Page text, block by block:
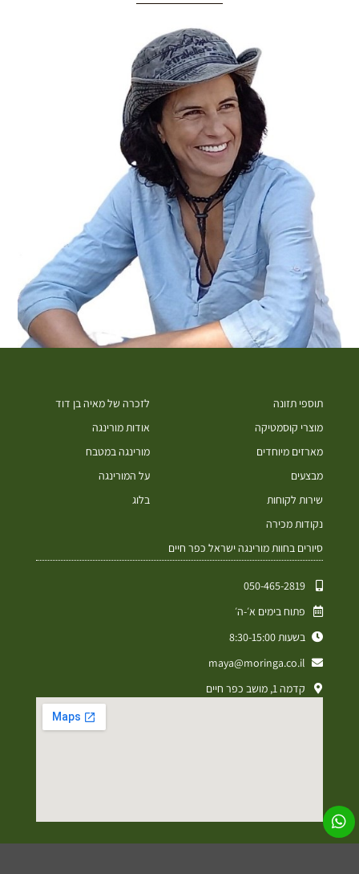
תוספי תזונה
מוצרי קוסמטיקה
מארזים מיוחדים
מבצעים
שירות לקוחות
נקודות מכירה
סיורים בחוות מורינגה ישראל כפר חיים
לזכרה של מאיה בן דוד
אודות מורינגה
מורינגה במטבח
על המורינגה
בלוג
050-465-2819⁩
פתוח בימים א׳-ה׳
בשעות 8:30-15:00
maya@moringa.co.il
קדמה 1, מושב כפר חיים